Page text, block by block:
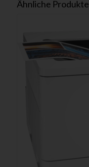
Ähnliche Produkte